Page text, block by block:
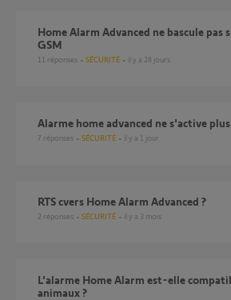
Home Alarm Advanced ne bascule pas sur réseau secours
GSM
11 réponses SÉCURITÉ il y a 28 jours
Alarme home advanced ne s'active plus
7 réponses SÉCURITÉ il y a 1 jour
RTS cvers Home Alarm Advanced ?
2 réponses SÉCURITÉ il y a 3 mois
L'alarme Home Alarm est-elle compatible avec les petits
animaux ?